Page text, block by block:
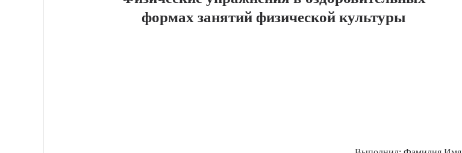
формах занятий физической культуры